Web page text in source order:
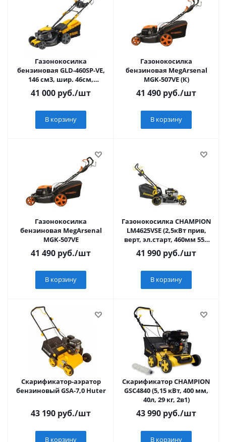
Газонокосилка
бензиновая GLD-460SP-VE,
146 см3, шир. 46см,
привод, вариатор,
эл.старт, 60 л// Denzel
41 000 руб./шт
В корзину
Газонокосилка
бензиновая MegArsenal
MGK-507VE (К)
41 490 руб./шт
В корзину
Газонокосилка
бензиновая MegArsenal
MGK-507VE
41 490 руб./шт
В корзину
Газонокосилка CHAMPION
LM4625VSE (2,5кВт прив,
верт, эл.старт, 460мм 55л
25-75мм 1рычаг/7, 29кг
4в1)
41 990 руб./шт
В корзину
Скарификатор-аэратор
бензиновый GSA-7,0 Huter
43 190 руб./шт
В корзину
Скарификатор CHAMPION
GSC4840 (5,15 кВт, 400 мм,
40л, 29 кг, 2в1)
43 990 руб./шт
В корзину